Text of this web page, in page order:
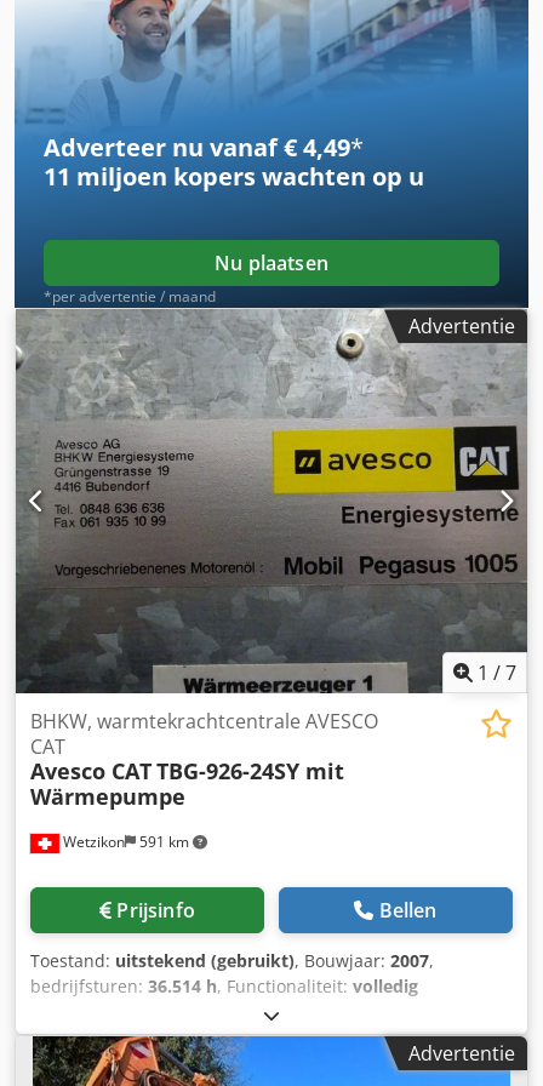
in het aanbod voorbehouden. De koper is verplicht zich
persoonlijk van de staat en uitrusting van de
goederen/voertuigen te overtuigen. Crjdpovzav Nsfx Ai Sof
Wijzigingen, tussentijdse verkoop en vergissingen
voorbehouden.
airconditioning, vierwielaandrijving
, * Achteruitrijcamera
* Snelwisselsysteem CAT CW-20-H.4.N * Graafbak 2,20 m *
2x dieplepel 1,00 m + 0,50 m * Nieuwe banden ... Radio,
vierwielaandrijving, airconditioning, snelwisselsysteem,
gebruikte machine, diesel, inclusief btw. Cedpfjzhbv Hjx Ai
Sjrf
Adverteer nu vanaf € 4,49*
11 miljoen koperswachten op u
Nu plaatsen
*per advertentie / maand
Advertentie
1 /7
Wetzikon 591 km
BHKW, warmtekrachtcentrale AVESCO
CAT
Avesco CATTBG-926-24SY mit
Wärmepumpe
Prijsinfo Bellen
Toestand: uitstekend (gebruikt), Bouwjaar: 2007,
bedrijfsturen: 36.514 h, Functionaliteit: volledig
, type ingangsstroom:
vermogen:300 kW (407,89 pk), brandstof:huishoudgas H,
type koeling:water, Uitrusting:
documentatie /Advertentie